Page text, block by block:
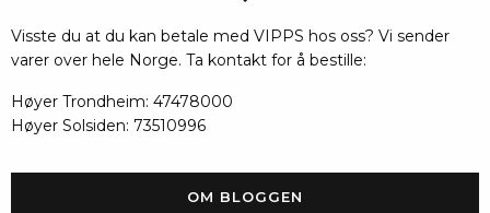
Visste du at du kan betale med VIPPS hos oss? Vi sender
varer over hele Norge. Ta kontakt for å bestille:
Høyer Trondheim: 47478000
Høyer Solsiden: 73510996
OM BLOGGEN